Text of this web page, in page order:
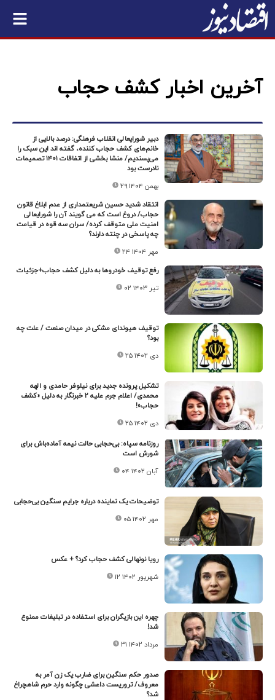
آخرین اخبار کشف حجاب
دبیر شورایعالی انقلاب فرهنگی: درصد بالایی از
خانم‌های کشف حجاب کننده، گفته اند این سبک را
می‌پسندیم/ منشا بخشی از اتفاقات ۱۴۰۱ تصمیمات
نادرست بود
۲۹ بهمن ۱۴۰۴
انتقاد شدید حسین شریعتمداری از عدم ابلاغ قانون
حجاب/ دروغ است که می گویند آن را شورایعالی
امنیت ملی متوقف کرده/ سران سه قوه در قیامت
چه پاسخی در چنته دارند؟
۲۴ مهر ۱۴۰۴
رفع توقیف خودروها به دلیل کشف حجاب+جزئیات
۰۲ تیر ۱۴۰۳
توقیف هیوندای مشکی در میدان صنعت / علت چه
بود؟
۲۵ دی ۱۴۰۲
تشکیل پرونده جدید برای نیلوفر حامدی و الهه
محمدی/ اعلام جرم علیه ۲ خبرنگار به دلیل «کشف
حجاب»!
۲۵ دی ۱۴۰۲
روزنامه سپاه: بی‌حجابی حالت نیمه آماده‌باش برای
شورش است
۰۴ آبان ۱۴۰۲
توضیحات یک نماینده درباره جرایم سنگین بی‌حجابی
۰۵ مهر ۱۴۰۲
رویا نونهالی کشف حجاب کرد؟ + عکس
۱۲ شهریور ۱۴۰۲
چهره این بازیگران برای استفاده در تبلیغات ممنوع
شد!
۳۱ مرداد ۱۴۰۲
صدور حکم سنگین برای ضارب یک زن آمر به
معروف/ تروریست داعشی چگونه وارد حرم شاهچراغ
شد؟